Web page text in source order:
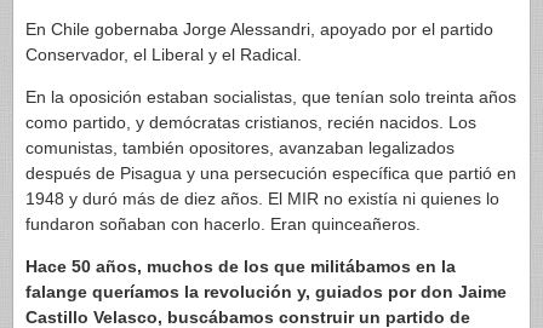
En Chile gobernaba Jorge Alessandri, apoyado por el partido
Conservador, el Liberal y el Radical.
En la oposición estaban socialistas, que tenían solo treinta años
como partido, y demócratas cristianos, recién nacidos. Los
comunistas, también opositores, avanzaban legalizados
después de Pisagua y una persecución específica que partió en
1948 y duró más de diez años. El MIR no existía ni quienes lo
fundaron soñaban con hacerlo. Eran quinceañeros.
Hace 50 años, muchos de los que militábamos en la
falange queríamos la revolución y, guiados por don Jaime
Castillo Velasco, buscábamos construir un partido de